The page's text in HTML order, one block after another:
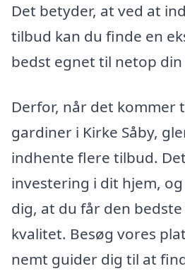
Det betyder, at ved at
tilbud kan du finde en
bedst egnet til netop
Derfor, når det
gardiner i Kirke Såby,
indhente flere tilbud.
investering i dit hjem,
dig, at du får den
kvalitet. Besøg vores
nemt guider dig til at